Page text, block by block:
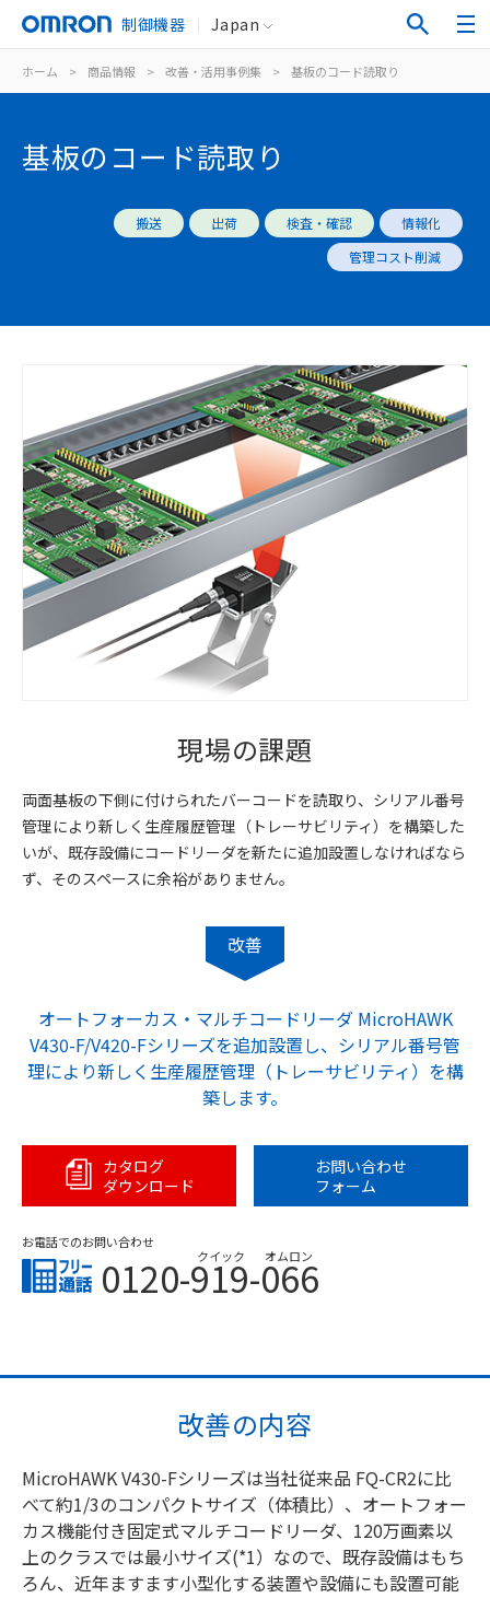
制御機器 Japan
ホーム > 商品情報 > 改善・活用事例集 > 基板のコード読取り
基板のコード読取り
搬送 出荷 検査・確認
情報化
管理コスト削減
現場の課題
両面基板の下側に付けられたバーコードを読取り、シリアル番号
管理により新しく生産履歴管理（トレーサビリティ）を構築した
いが、既存設備にコードリーダを新たに追加設置しなければなら
ず、そのスペースに余裕がありません。
改善
オートフォーカス・マルチコードリーダ MicroHAWK
V430-F/V420-Fシリーズを追加設置し、シリアル番号管
理により新しく生産履歴管理（トレーサビリティ）を構
築します。
カタログ
ダウンロード
お問い合わせ
フォーム
お電話でのお問い合わせ
0120-919-066
クイック オムロン
改善の内容
MicroHAWK V430-Fシリーズは当社従来品 FQ-CR2に比
べて約1/3のコンパクトサイズ（体積比）、オートフォー
カス機能付き固定式マルチコードリーダ、120万画素以
上のクラスでは最小サイズ(*1）なので、既存設備はもち
ろん、近年ますます小型化する装置や設備にも設置可能